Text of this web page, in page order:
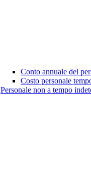
Conto annuale del
Costo personale
Personale non a tempo